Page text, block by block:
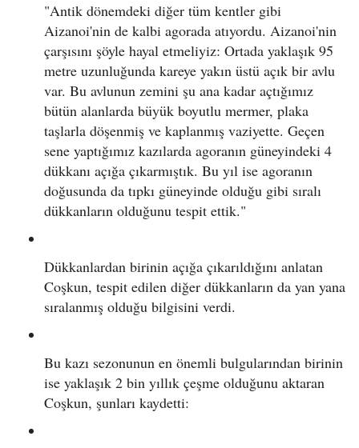
"Antik dönemdeki diğer tüm kentler gibi
Aizanoi'nin de kalbi agorada atıyordu. Aizanoi'nin
çarşısını şöyle hayal etmeliyiz: Ortada yaklaşık 95
metre uzunluğunda kareye yakın üstü açık bir avlu
var. Bu avlunun zemini şu ana kadar açtığımız
bütün alanlarda büyük boyutlu mermer, plaka
taşlarla döşenmiş ve kaplanmış vaziyette. Geçen
sene yaptığımız kazılarda agoranın güneyindeki 4
dükkanı açığa çıkarmıştık. Bu yıl ise agoranın
doğusunda da tıpkı güneyinde olduğu gibi sıralı
dükkanların olduğunu tespit ettik."
Dükkanlardan birinin açığa çıkarıldığını anlatan
Coşkun, tespit edilen diğer dükkanların da yan yana
sıralanmış olduğu bilgisini verdi.
Bu kazı sezonunun en önemli bulgularından birinin
ise yaklaşık 2 bin yıllık çeşme olduğunu aktaran
Coşkun, şunları kaydetti: